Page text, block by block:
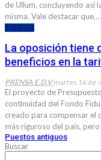
de Ullum, concluyendo así
misma. Vale destacar que…
ENERGIA
La oposición tiene
beneficios en la
PRENSA E.D.Vmartes 16 de
El proyecto de
continuidad del Fondo
creado para compensar el
más riguroso del país,
Puestos antiguos
Buscar